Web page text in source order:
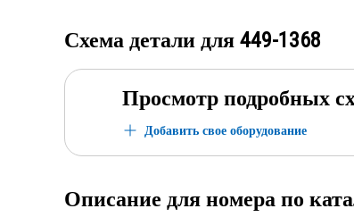
Схема детали для 449-1368
Просмотр подробных
Добавить свое оборудование
Описание для номера по